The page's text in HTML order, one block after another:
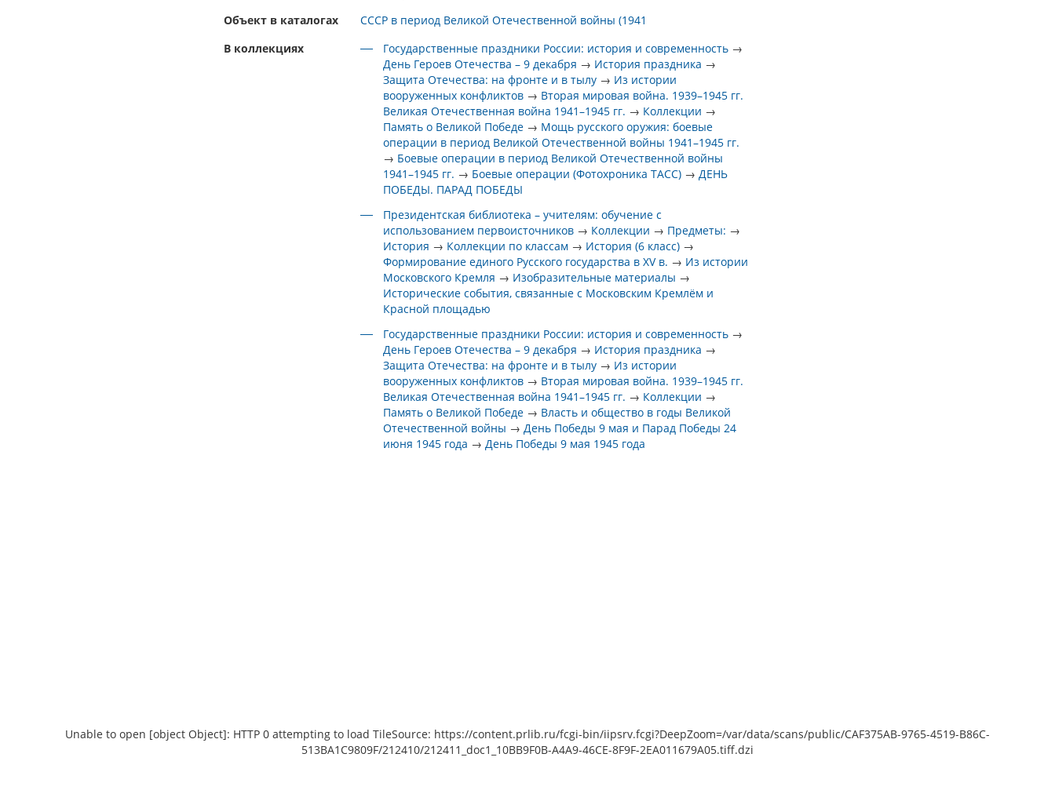
Объект в каталогах
СССР в период Великой Отечественной войны (1941
В коллекциях
Государственные праздники России: история и современность →
День Героев Отечества – 9 декабря → История праздника →
Защита Отечества: на фронте и в тылу → Из истории
вооруженных конфликтов → Вторая мировая война. 1939–1945 гг.
Великая Отечественная война 1941–1945 гг. → Коллекции →
Память о Великой Победе → Мощь русского оружия: боевые
операции в период Великой Отечественной войны 1941–1945 гг.
→ Боевые операции в период Великой Отечественной войны
1941–1945 гг. → Боевые операции (Фотохроника ТАСС) →ДЕНЬ
ПОБЕДЫ. ПАРАД ПОБЕДЫ
Президентская библиотека – учителям: обучение с
использованием первоисточников → Коллекции → Предметы: →
История → Коллекции по классам → История (6 класс) →
Формирование единого Русского государства в XV в. → Из истории
Московского Кремля → Изобразительные материалы →
Исторические события, связанные с Московским Кремлём и
Красной площадью
Государственные праздники России: история и современность →
День Героев Отечества – 9 декабря → История праздника →
Защита Отечества: на фронте и в тылу → Из истории
вооруженных конфликтов → Вторая мировая война. 1939–1945 гг.
Великая Отечественная война 1941–1945 гг. → Коллекции →
Память о Великой Победе → Власть и общество в годы Великой
Отечественной войны →День Победы 9 мая и Парад Победы 24
июня 1945 года →День Победы 9 мая 1945 года
Unable to open [object Object]: HTTP 0 attempting to load TileSource: https://content.prlib.ru/fcgi-bin/iipsrv.fcgi?DeepZoom=/var/data/scans/public/CAF375AB-9765-4519-B86C-
513BA1C9809F/212410/212411_doc1_10BB9F0B-A4A9-46CE-8F9F-2EA011679A05.tiff.dzi